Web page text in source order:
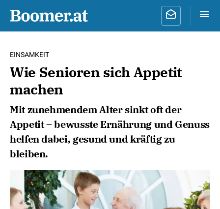
EINSAMKEIT
Wie Senioren sich Appetit
machen
Mit zunehmendem Alter sinkt oft der
Appetit – bewusste Ernährung und Genuss
helfen dabei, gesund und kräftig zu
bleiben.